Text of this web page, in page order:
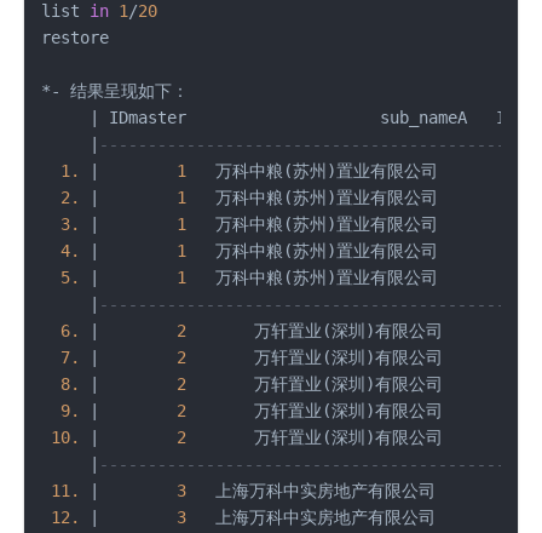
list in 1 /20
restore
*-
结果呈现如下：
IDmaster                    sub_nameA
1.
1
   万科中粮(苏州)置业有限公司
2.
1
   万科中粮(苏州)置业有限公司
3.
1
   万科中粮(苏州)置业有限公司
4.
1
   万科中粮(苏州)置业有限公司
5.
1
   万科中粮(苏州)置业有限公司
6.
2
       万轩置业(深圳)有限公司
7.
2
       万轩置业(深圳)有限公司
8.
2
       万轩置业(深圳)有限公司
9.
2
       万轩置业(深圳)有限公司
10.
2
       万轩置业(深圳)有限公司
11.
3
   上海万科中实房地产有限公司
12.
3
   上海万科中实房地产有限公司